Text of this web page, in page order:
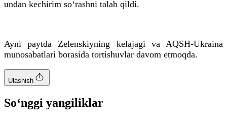
undan kechirim so‘rashni talab qildi.
Ayni paytda Zelenskiyning kelajagi va AQSH-Ukraina
munosabatlari borasida tortishuvlar davom etmoqda.
Ulashish
So‘nggi yangiliklar